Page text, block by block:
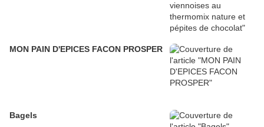
MON PAIN D'EPICES FACON PROSPER
Bagels